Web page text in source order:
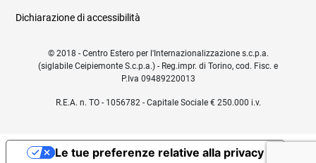
Dichiarazione di accessibilità
© 2018 - Centro Estero per l'Internazionalizzazione s.c.p.a.
(siglabile Ceipiemonte S.c.p.a.) - Reg.impr. di Torino, cod. Fisc. e
P.Iva 09489220013
R.E.A. n. TO - 1056782 - Capitale Sociale € 250.000 i.v.
Le tue preferenze relative alla privacy